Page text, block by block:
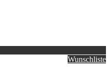
Wunschliste